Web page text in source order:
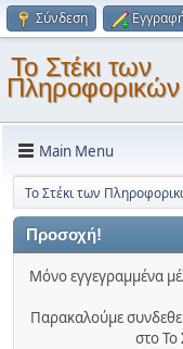
Σύνδεση
Το Στέκι των
Πληροφορικών
Main Menu
Το Στέκι των
Προσοχή!
Μόνο εγγεγραμμένα
Παρακαλούμε
στο